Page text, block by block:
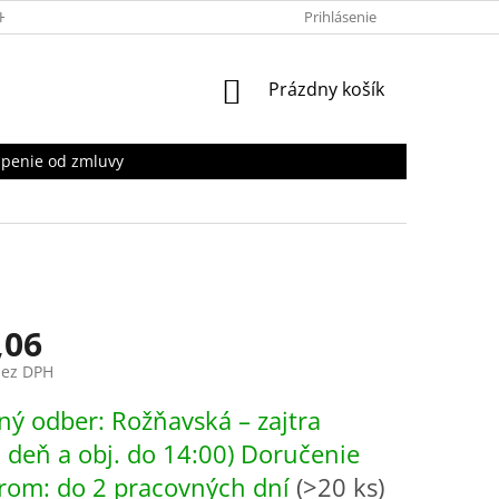
OSOBNÝCH ÚDAJOV Prihlásenie
NÁKUPNÝ
Prázdny košík
od zmluvy
DPH
odber: Rožňavská – zajtra
deň a obj. do 14:00) Doručenie
do 2 pracovných dní (>20 ks)